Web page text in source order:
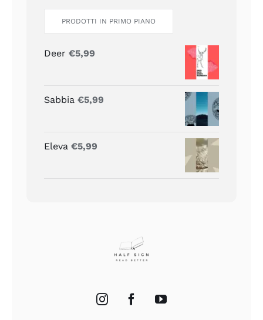
PRODOTTI IN PRIMO PIANO
Deer €5,99
Sabbia €5,99
Eleva €5,99